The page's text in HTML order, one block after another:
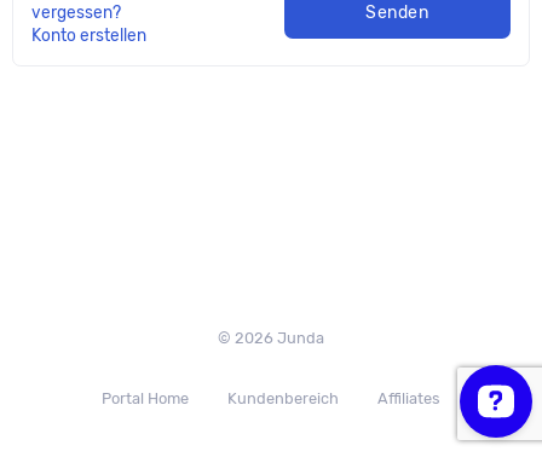
vergessen?
Konto erstellen
Senden
© 2026 Junda
Portal Home Kundenbereich Affiliates